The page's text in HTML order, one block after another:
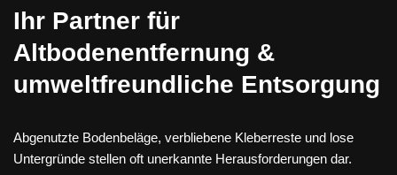
Ihr Partner für
Altbodenentfernung &
umweltfreundliche Entsorgung
Abgenutzte Bodenbeläge, verbliebene Kleberreste und lose
Untergründe stellen oft unerkannte Herausforderungen dar.